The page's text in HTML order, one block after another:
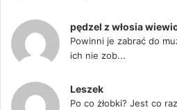
pędzel z włosia
Powinni je zabrać do
ich nie zob...
Leszek
Po co żłobki? Jest co